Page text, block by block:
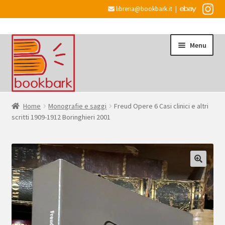
libreria@bookbark.it |
Vai
alla
navigazione
Vai
al
contenuto
Menu
Home
il
menu
child
Desiderata
Checkout
Espandi
il
Home Monografie e saggi
Freud Opere 6 Casi clinici e altri
scritti 1909-1912 Boringhieri 2001